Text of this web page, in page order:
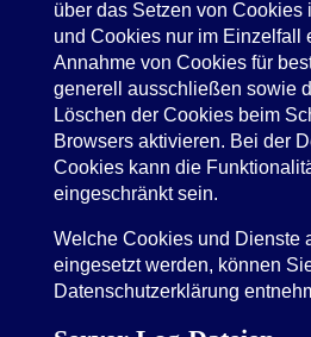
über das Setzen von Cookies
und Cookies nur im Einzelfall
Annahme von Cookies für
generell ausschließen sowie
Löschen der Cookies beim
Browsers aktivieren. Bei der
Cookies kann die
eingeschränkt sein.
Welche Cookies und Dienste
eingesetzt werden, können
Datenschutzerklärung